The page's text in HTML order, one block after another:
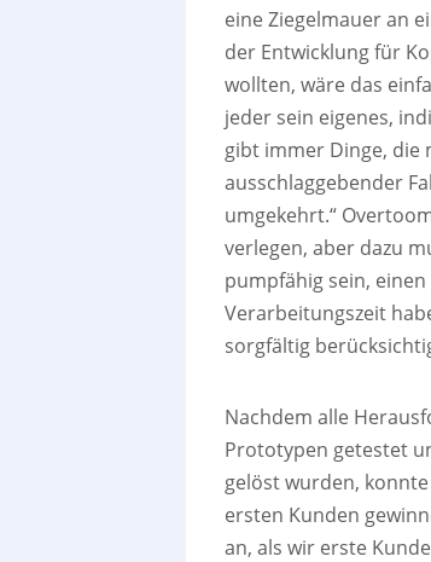
eine Ziegelmauer an
der Entwicklung für
wollten, wäre das
jeder sein eigenes,
gibt immer Dinge, die
ausschlaggebender
umgekehrt.“
verlegen, aber dazu
pumpfähig sein,
Verarbeitungszeit
sorgfältig
Nachdem alle
Prototypen getestet
gelöst wurden,
ersten Kunden
an, als wir erste